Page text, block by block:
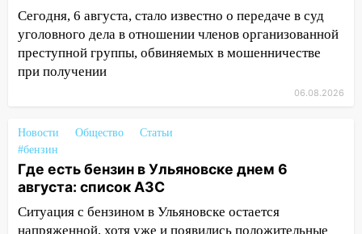
12:31
Ульяновец хотел купить иномарку
из Европы и потерял 760 тысяч рублей
12:20 В Чердаклинском районе
столкнулись «Лада» и Chevrolet:
12:00
Где есть бензин в Ульяновске 7
августа: список АЗС
11:50 Заснул рядом с ребёнком и
случайно задушил его: суд вынес
приговор
Сегодня, 6 августа, стало известно о передаче в суд
уголовного дела в отношении членов организованной
преступной группы, обвиняемых в мошенничестве
при получении
06.08.2026
Новости Общество
Статьи
#бензин
Где есть бензин в Ульяновске днем 6
августа: список АЗС
Ситуация с бензином в Ульяновске остается
напряженной, хотя уже и появились положительные